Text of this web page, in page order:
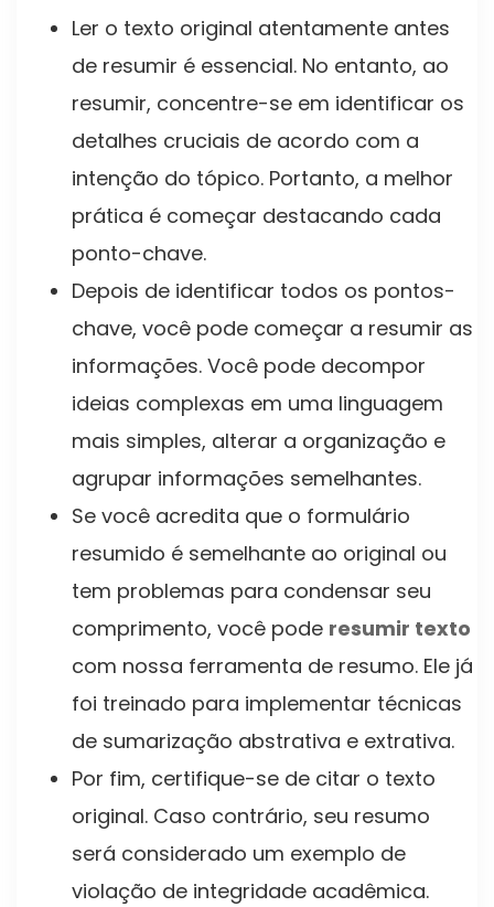
Ler o texto original atentamente antes
de resumir é essencial. No entanto, ao
resumir, concentre-se em identificar os
detalhes cruciais de acordo com a
intenção do tópico. Portanto, a melhor
prática é começar destacando cada
ponto-chave.
Depois de identificar todos os pontos-
chave, você pode começar a resumir as
informações. Você pode decompor
ideias complexas em uma linguagem
mais simples, alterar a organização e
agrupar informações semelhantes.
Se você acredita que o formulário
resumido é semelhante ao original ou
tem problemas para condensar seu
comprimento, você pode resumir texto
com nossa ferramenta de resumo. Ele já
foi treinado para implementar técnicas
de sumarização abstrativa e extrativa.
Por fim, certifique-se de citar o texto
original. Caso contrário, seu resumo
será considerado um exemplo de
violação de integridade acadêmica.